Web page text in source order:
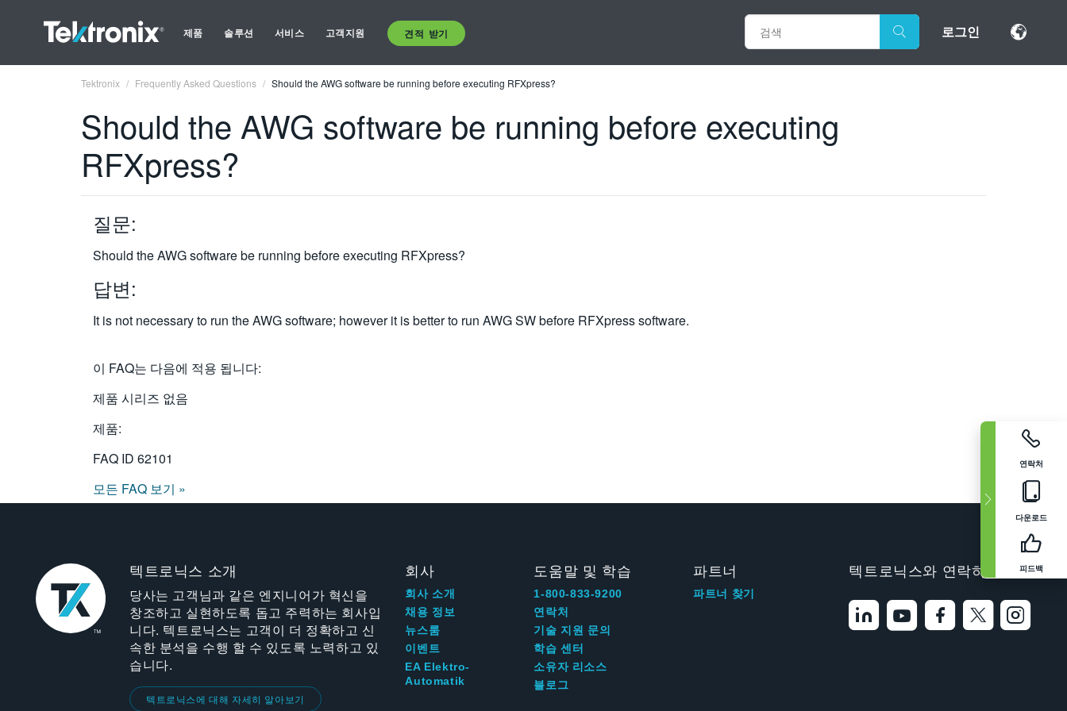
제품 솔루션 서비스 고객지원 견적 받기 로그인
연락처
다운로드
피드백
Tektronix Frequently Asked Questions Should the AWG software be running before executing RFXpress?
Should the AWG software be running before executing
RFXpress?
질문:
Should the AWG software be running before executing RFXpress?
답변:
It is not necessary to run the AWG software; however it is better to run AWG SW before RFXpress software.
이 FAQ는 다음에 적용 됩니다:
제품 시리즈 없음
제품:
FAQ ID 62101
모든 FAQ 보기 »
텍트로닉스 소개
당사는 고객님과 같은 엔지니어가 혁신을
창조하고 실현하도록 돕고 주력하는 회사입
니다. 텍트로닉스는 고객이 더 정확하고 신
속한 분석을 수행 할 수 있도록 노력하고 있
습니다.
텍트로닉스에 대해 자세히 알아보기
회사
회사 소개
채용 정보
뉴스룸
이벤트
EA Elektro-
Automatik
도움말 및 학습
1-800-833-9200
연락처
기술 지원 문의
학습 센터
소유자 리소스
블로그
파트너
파트너 찾기
텍트로닉스와 연락하기